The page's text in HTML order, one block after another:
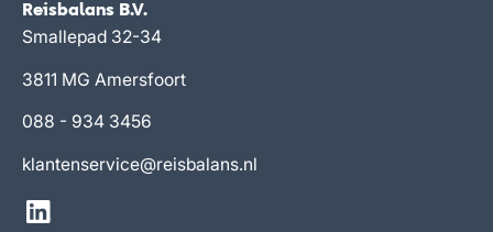
Reisbalans B.V.
Smallepad 32-34
088 - 934 3456
3811 MG Amersfoort
klantenservice@reisbalans.nl